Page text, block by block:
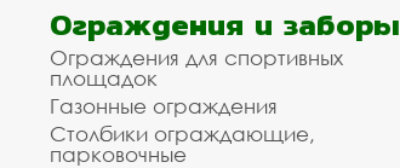
Ограждения и заборы
Ограждения для спортивных
площадок
Газонные ограждения
Столбики ограждающие,
парковочные